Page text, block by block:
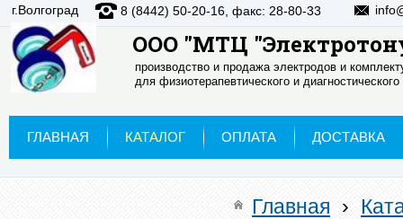
ООО "МТЦ
производство и продажа электродов и
для физиотерапевтического и
г.Волгоград 8 (8442) 50-20-16, факс: 28-80-33
ГЛАВНАЯ КАТАЛОГ ОПЛАТА ДОСТАВКА
Главная ›